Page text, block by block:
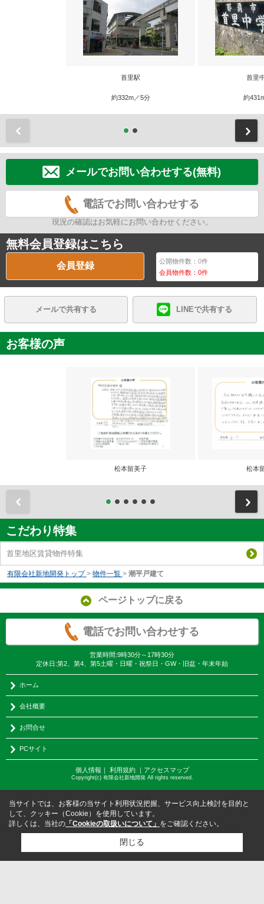
首里駅
約332m／5分
首里
約
メールでお問い合わせする(無料)
電話でお問い合わせする
現況の確認はお気軽にお問い合わせください。
無料会員登録はこちら
会員登録 公開物件数：0件
会員物件数：0件
メールで共有する LINEで共有する
お客様の声
松本留美子 松本
こだわり特集
首里地区賃貸物件特集
有限会社新地開発トップ > 物件一覧 > 潮平戸建て
ページトップに戻る
電話でお問い合わせする
営業時間:9時30分～17時30分
定休日:第2、第4、第5土曜・日曜・祝祭日・GW・旧盆・年末年始
ホーム
会社概要
お問合せ
PCサイト
個人情報 利用規約｜ アクセスマップ
Copyright(c) 有限会社新地開発 All rights reserved.
当サイトでは、お客様の当サイト利用状況把握、サービス向上検討を目的と
して、クッキー（Cookie）を使用しています。
詳しくは、当社の 「Cookieの取扱いについて」 をご確認ください。
閉じる